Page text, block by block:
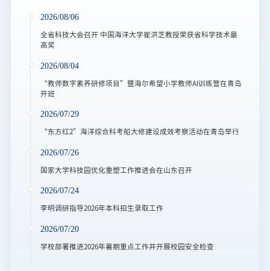
平面及大洋缺氧事件等全球性异常事件大致同期。对
2026/08/06
全省科技大会召开 中国海洋大学崔洪芝教授荣获省科学技术最
高奖
2026/08/04
“教师数字素养研修项目”暨海尔希望小学教师AI训练营在青岛
开班
2026/07/29
“东方红2”海洋综合科考船大修建设成效考察活动在青岛举行
2026/07/26
国家大学科技园优化重塑工作推进会在山东召开
2026/07/24
李明调研指导2026年本科招生录取工作
2026/07/20
学校部署推进2026年暑期重点工作并开展校园安全检查